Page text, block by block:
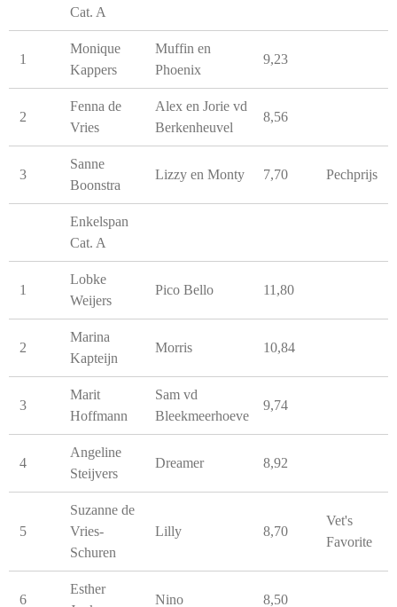
Cat. A
1
Monique
Kappers
Muffin en
Phoenix
9,23
2
Fenna de
Vries
Alex en Jorie vd
Berkenheuvel
8,56
3
Sanne
Boonstra
Lizzy en Monty 7,70 Pechprijs
Enkelspan
Cat. A
1
Lobke
Weijers
Pico Bello 11,80
2
Marina
Kapteijn
Morris 10,84
3
Marit
Hoffmann
Sam vd
Bleekmeerhoeve
9,74
4
Angeline
Steijvers
Dreamer 8,92
5
Suzanne de
Vries-
Schuren
Lilly 8,70
Vet's
Favorite
6
Esther
Nino 8,50